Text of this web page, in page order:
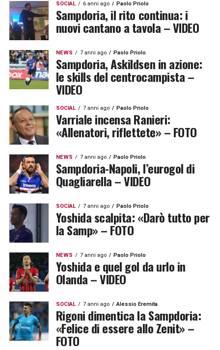
SOCIAL 6 anni ago Paolo Priolo
Sampdoria, il rito continua: i
nuovi cantano a tavola – VIDEO
NEWS 7 anni ago Paolo Priolo
Sampdoria, Askildsen in azione:
le skills del centrocampista –
VIDEO
SOCIAL 7 anni ago Paolo Priolo
Varriale incensa Ranieri:
«Allenatori, riflettete» – FOTO
NEWS 7 anni ago Paolo Priolo
Sampdoria-Napoli, l’eurogol di
Quagliarella – VIDEO
SOCIAL 7 anni ago Paolo Priolo
Yoshida scalpita: «Darò tutto per
la Samp» – FOTO
NEWS 7 anni ago Paolo Priolo
Yoshida e quel gol da urlo in
Olanda – VIDEO
SOCIAL 7 anni ago Alessio Eremita
Rigoni dimentica la Sampdoria:
«Felice di essere allo Zenit» –
FOTO